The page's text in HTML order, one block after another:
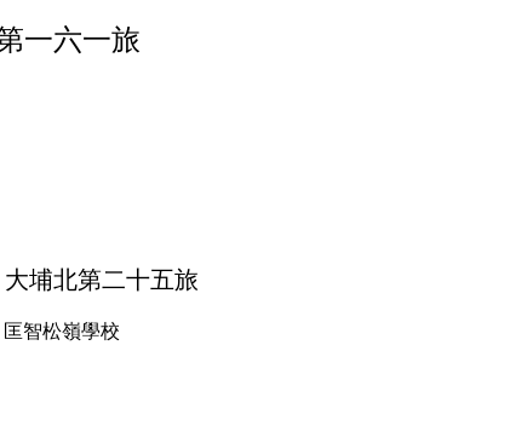
一六一旅
大埔北第二十五旅
匡智松嶺學校